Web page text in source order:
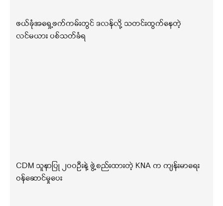
ဖယ်ခုံအရှေ့ဖက်ကမ်းတွင် ဒလန်လို့ သတင်းထွက်နေတဲ့
လင်မယား ပစ်သတ်ခံရ
CDM သူနာပြု ၂၀၀ဦးနဲ့ ဖွဲ့စည်းထားတဲ့ KNA က ကျန်းမာရေး
ဝန်ဆောင်မှုပေး